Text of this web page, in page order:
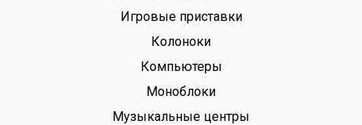
Игровые приставки
Колоноки
Компьютеры
Моноблоки
Музыкальные центры